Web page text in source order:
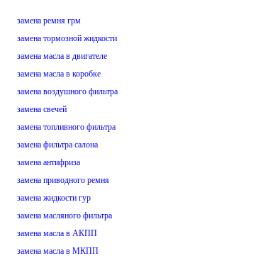
замена ремня грм
замена тормозной жидкости
замена масла в двигателе
замена масла в коробке
замена воздушного фильтра
замена свечей
замена топливного фильтра
замена фильтра салона
замена антифриза
замена приводного ремня
замена жидкости гур
замена масляного фильтра
замена масла в АКПП
замена масла в МКПП